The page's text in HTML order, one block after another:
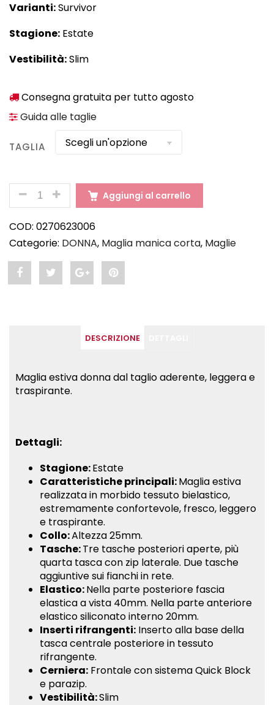
Varianti:Survivor
Stagione: Estate
Vestibilità:Slim
Consegna gratuita per tutto agosto
Guida alle taglie
TAGLIA
QUANTITÀ Aggiungi al carrello
COD: 0270623006
Categorie: DONNA, Maglia manica corta, Maglie
Share
donna
Post
estiva
marinaio"
Twitter
Share
maglia
Plus
Pin
maglia
DESCRIZIONE
Maglia estiva donna dal taglio aderente, leggera e
traspirante.
Dettagli:
Stagione:Estate
Caratteristiche principali:Maglia estiva
realizzata in morbido tessuto bielastico,
estremamente confortevole, fresco, leggero
e traspirante.
Collo:Altezza 25mm.
Tasche:Tre tasche posteriori aperte, più
quarta tasca con zip laterale. Due tasche
aggiuntive sui fianchi in rete.
Elastico:Nella parte posteriore fascia
elastica a vista 40mm. Nella parte anteriore
elastico siliconato interno 20mm.
Inserti rifrangenti: Inserto alla base della
tasca centrale posteriore in tessuto
rifrangente.
Cerniera: Frontale con sistema Quick Block
e parazip.
Vestibilità:Slim